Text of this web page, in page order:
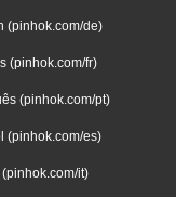
(pinhok.com/de)
(pinhok.com/fr)
(pinhok.com/pt)
(pinhok.com/es)
(pinhok.com/it)